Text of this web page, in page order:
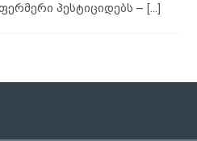
პესტიციდებს – [...]